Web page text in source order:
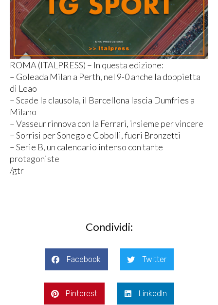
ROMA (ITALPRESS) – In questa edizione:
– Goleada Milan a Perth, nel 9-0 anche la doppietta
di Leao
– Scade la clausola, il Barcellona lascia Dumfries a
Milano
– Vasseur rinnova con la Ferrari, insieme per vincere
– Sorrisi per Sonego e Cobolli, fuori Bronzetti
– Serie B, un calendario intenso con tante
protagoniste
/gtr
Condividi:
Facebook Twitter
Pinterest LinkedIn